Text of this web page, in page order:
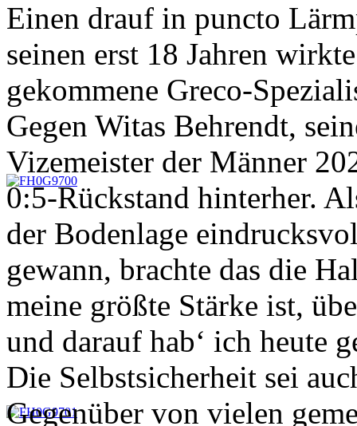
Einen drauf in puncto
seinen erst 18 Jahren
gekommene Greco-
Gegen Witas Behrendt,
Vizemeister der Männer
0:5-Rückstand hinterher.
der Bodenlage
gewann, brachte das die
meine größte Stärke ist,
und darauf hab‘ ich heute
Die Selbstsicherheit sei
Gegenüber von vielen